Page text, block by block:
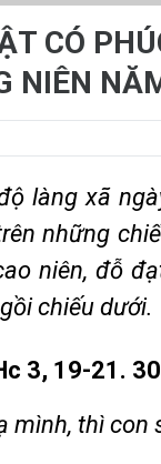
CÓ
NIÊN
làng xã
những
niên, đỗ
chiếu dưới.
3, 19-21.
mình, thì con